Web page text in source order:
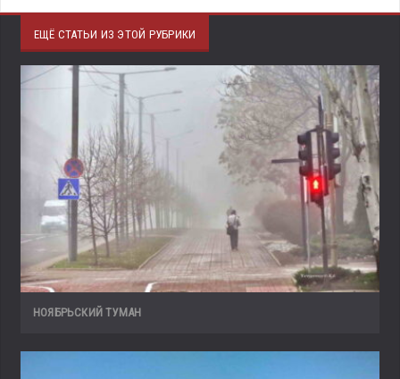
ЕЩЁ СТАТЬИ ИЗ ЭТОЙ РУБРИКИ
НОЯБРЬСКИЙ ТУМАН